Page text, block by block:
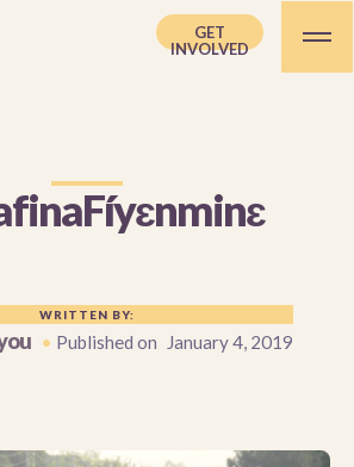
GET
INVOLVED
WRITTEN BY:
• Published on January 4, 2019